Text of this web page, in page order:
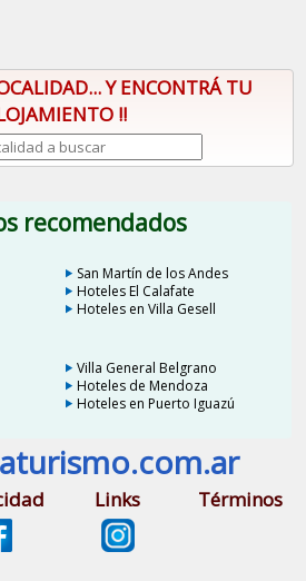
Y ENCONTRÁ TU
!!
recomendados
San Martín de los Andes
Hoteles El Calafate
Hoteles en Villa Gesell
Villa General Belgrano
Hoteles de Mendoza
Hoteles en Puerto Iguazú
Links Términos